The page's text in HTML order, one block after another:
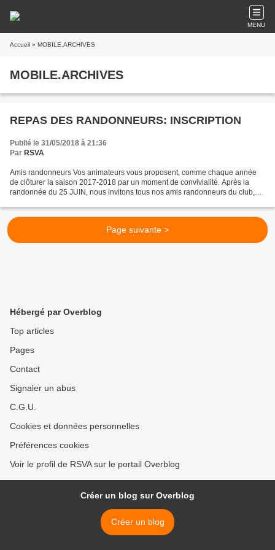
MENU
Accueil » MOBILE.ARCHIVES
MOBILE.ARCHIVES
REPAS DES RANDONNEURS: INSCRIPTION
Publié le 31/05/2018 à 21:36
Par RSVA
Amis randonneurs Vos animateurs vous proposent, comme chaque année
de clôturer la saison 2017-2018 par un moment de convivialité. Après la
randonnée du 25 JUIN, nous invitons tous nos amis randonneurs du club,
Page suivante >
Hébergé par Overblog
Top articles
Pages
Contact
Signaler un abus
C.G.U.
Cookies et données personnelles
Préférences cookies
Voir le profil de RSVA sur le portail Overblog
Créer un blog sur Overblog
Créer un blog